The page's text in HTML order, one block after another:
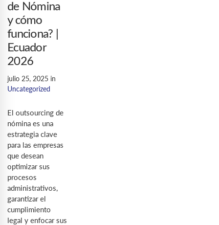
de Nómina
y cómo
funciona? |
Ecuador
2026
julio 25, 2025 in
Uncategorized
El outsourcing de
nómina es una
estrategia clave
para las empresas
que desean
optimizar sus
procesos
administrativos,
garantizar el
cumplimiento
legal y enfocar sus